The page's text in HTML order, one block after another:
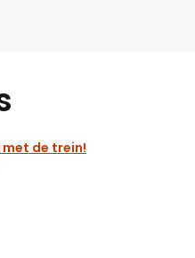
met de trein!